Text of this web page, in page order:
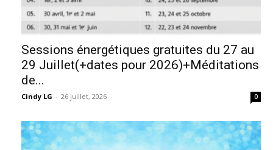
Sessions énergétiques gratuites du 27 au
29 Juillet(+dates pour 2026)+Méditations
de...
Cindy LG - 26 juillet, 2026 0